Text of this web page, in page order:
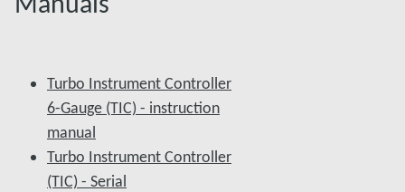
Turbo Instrument Controller
6-Gauge (TIC) - instruction
manual
Turbo Instrument Controller
(TIC) - Serial